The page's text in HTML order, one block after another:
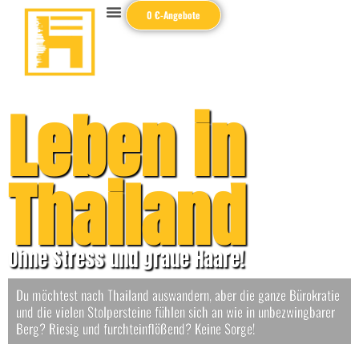
0 €-Angebote
Leben in
Thailand
Ohne Stress und graue Haare!
Du möchtest nach Thailand auswandern, aber die ganze Bürokratie
und die vielen Stolpersteine fühlen sich an wie in unbezwingbarer
Berg? Riesig und furchteinflößend? Keine Sorge!